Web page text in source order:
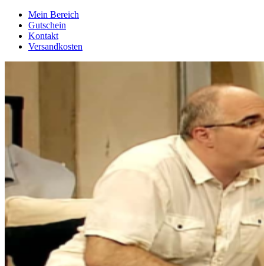
Mein Bereich
Gutschein
Kontakt
Versandkosten